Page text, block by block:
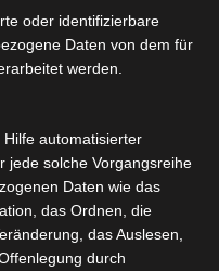
78'
83'
Bouzid (EOSB)
oder identifizierbare
Daten von dem für
werden.
automatisierter
jede solche Vorgangsreihe
Daten wie das
das Ordnen, die
das Auslesen,
durch